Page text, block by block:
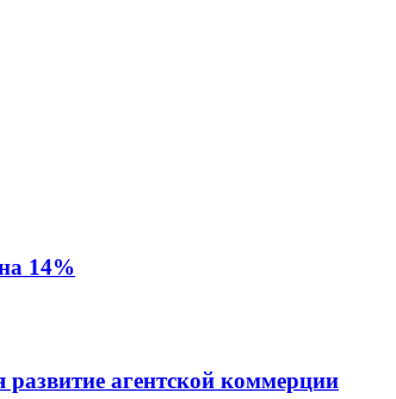
14%
развитие агентской коммерции